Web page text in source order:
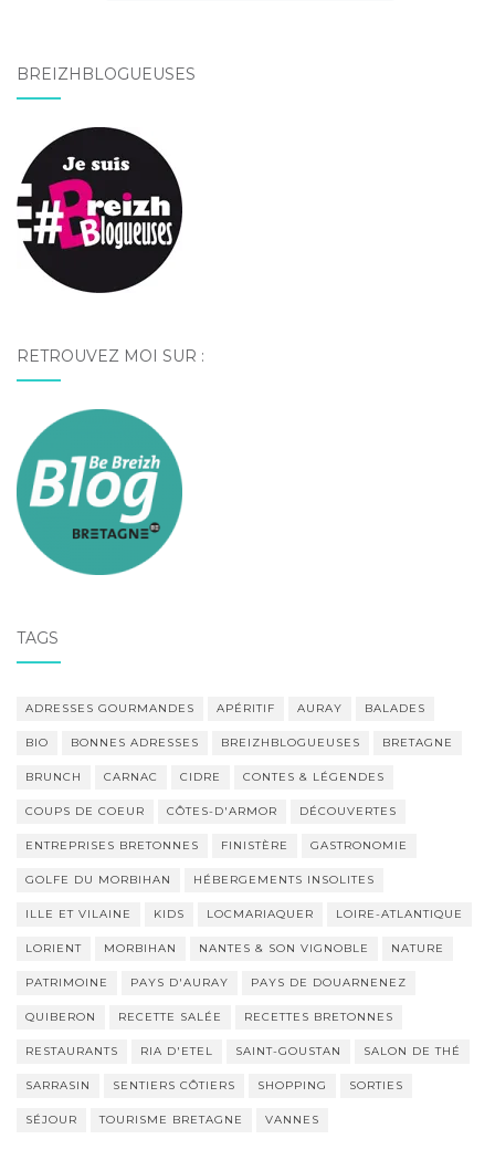
BREIZHBLOGUEUSES
RETROUVEZ MOI SUR :
TAGS
ADRESSES GOURMANDES APÉRITIF AURAY BALADES
BIO BONNES ADRESSES BREIZHBLOGUEUSES BRETAGNE
BRUNCH CARNAC CIDRE CONTES & LÉGENDES
COUPS DE COEUR CÔTES-D'ARMOR DÉCOUVERTES
ENTREPRISES BRETONNES FINISTÈRE GASTRONOMIE
GOLFE DU MORBIHAN HÉBERGEMENTS INSOLITES
ILLE ET VILAINE KIDS LOCMARIAQUER LOIRE-ATLANTIQUE
LORIENT MORBIHAN NANTES & SON VIGNOBLE NATURE
PATRIMOINE PAYS D'AURAY PAYS DE DOUARNENEZ
QUIBERON RECETTE SALÉE RECETTES BRETONNES
RESTAURANTS RIA D'ETEL SAINT-GOUSTAN SALON DE THÉ
SARRASIN SENTIERS CÔTIERS SHOPPING SORTIES
SÉJOUR TOURISME BRETAGNE VANNES